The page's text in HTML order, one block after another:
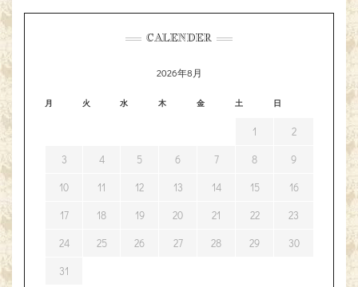
CALENDER
2026年8月
月 火 水 木 金 土 日
1 2
3 4 5 6 7 8 9
10 11 12 13 14 15 16
17 18 19 20 21 22 23
24 25 26 27 28 29 30
31